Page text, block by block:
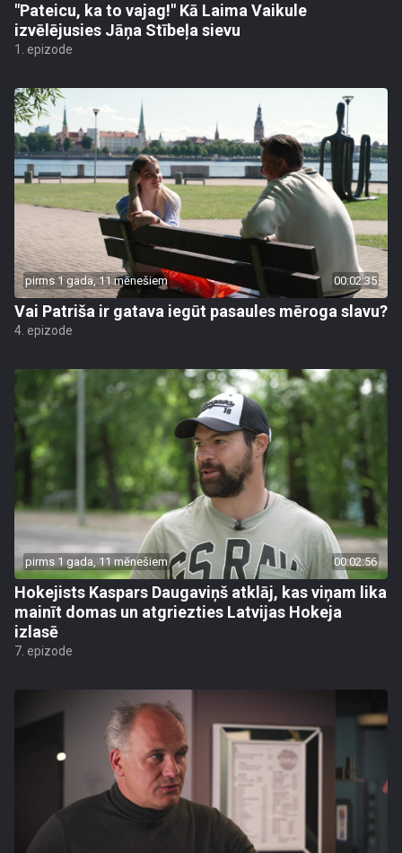
"Pateicu, ka to vajag!" Kā Laima Vaikule
izvēlējusies Jāņa Stībeļa sievu
1. epizode
pirms 1 gada, 11 mēnešiem 00:02:35
Vai Patriša ir gatava iegūt pasaules mēroga slavu?
4. epizode
pirms 1 gada, 11 mēnešiem 00:02:56
Hokejists Kaspars Daugaviņš atklāj, kas viņam lika
mainīt domas un atgriezties Latvijas Hokeja
izlasē
7. epizode